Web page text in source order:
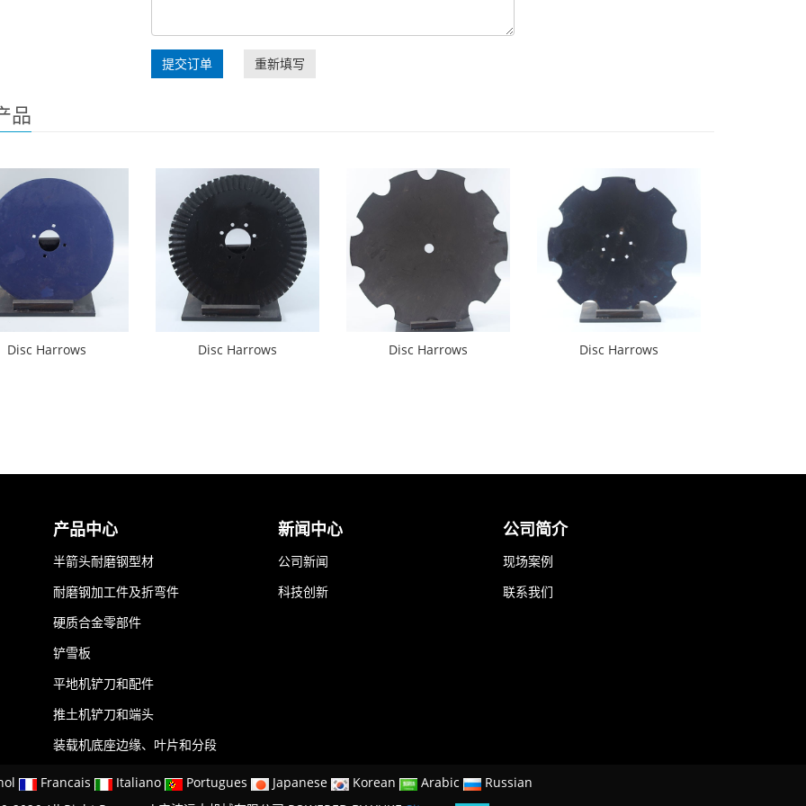
提交订单 重新填写
品
Disc Harrows Disc Harrows Disc Harrows Disc Harrows
产品中心
半箭头耐磨钢型材
耐磨钢加工件及折弯件
硬质合金零部件
铲雪板
平地机铲刀和配件
推土机铲刀和端头
装载机底座边缘、叶片和分段
新闻中心
公司新闻
科技创新
公司简介
现场案例
联系我们
Francais Italiano Portugues Japanese Korean Arabic
Russian